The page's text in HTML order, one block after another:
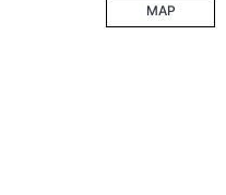
MAP